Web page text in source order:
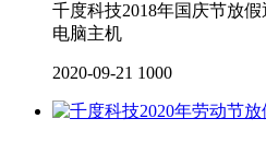
千度科技2018年国庆节放
电脑主机
2020-09-21 1000